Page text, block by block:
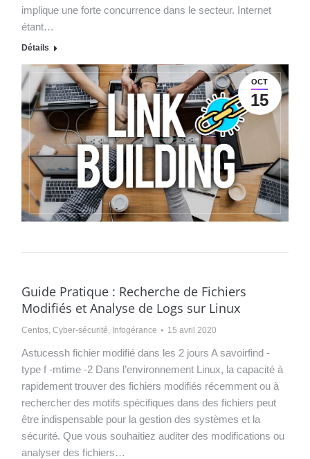
implique une forte concurrence dans le secteur. Internet
étant…
Détails
OCT
15
Guide Pratique : Recherche de Fichiers
Modifiés et Analyse de Logs sur Linux
Centos,Cyber-sécurité, Infogérance 15 avril 2020
Astucessh fichier modifié dans les 2 jours A savoirfind -
type f -mtime -2 Dans l’environnement Linux, la capacité à
rapidement trouver des fichiers modifiés récemment ou à
rechercher des motifs spécifiques dans des fichiers peut
être indispensable pour la gestion des systèmes et la
sécurité. Que vous souhaitiez auditer des modifications ou
analyser des fichiers…